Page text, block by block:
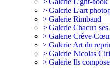
> Galerie L’art
> Galerie Rimbaud
> Galerie Chacun ses
> Galerie Crève-
> Galerie Art du
> Galerie Nicolas
> Galerie Ils